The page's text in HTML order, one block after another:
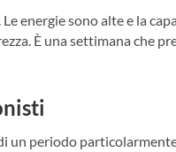
energie sono alte e la
È una settimana che
un periodo